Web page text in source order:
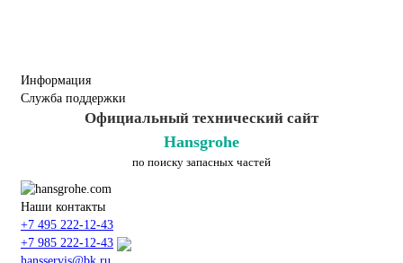
Информация
Служба поддержки
Официальный технический сайт
Hansgrohe
по поиску запасных частей
Наши контакты
+7 495 222-12-43
+7 985 222-12-43